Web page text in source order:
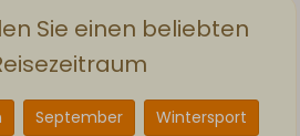
Sie einen beliebten
September Wintersport